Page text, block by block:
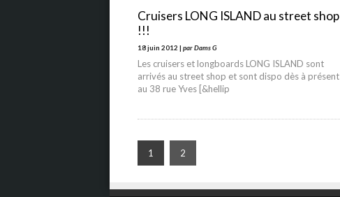
Cruisers LONG ISLAND au street shop
!!!
18 juin 2012 | par Dams G
Les cruisers et longboards LONG ISLAND sont
arrivés au street shop et sont dispo dès à présent
au 38 rue Yves [&hellip
1 2